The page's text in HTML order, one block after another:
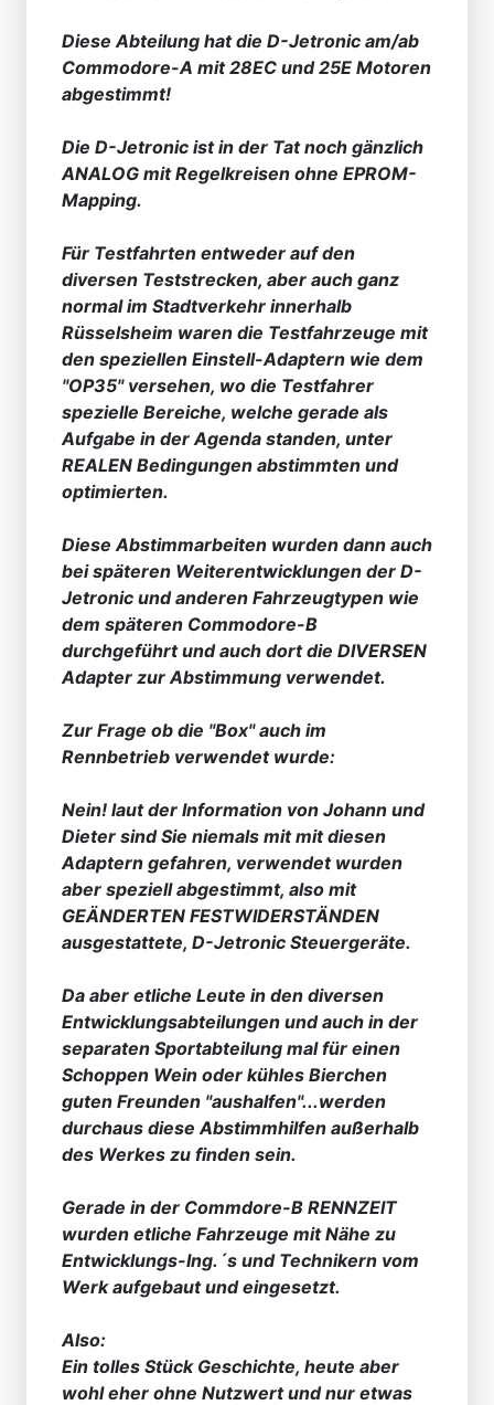
Diese Abteilung hat die D-Jetronic am/ab
Commodore-A mit 28EC und 25E Motoren
abgestimmt!
Die D-Jetronic ist in der Tat noch gänzlich
ANALOG mit Regelkreisen ohne EPROM-
Mapping.
Für Testfahrten entweder auf den
diversen Teststrecken, aber auch ganz
normal im Stadtverkehr innerhalb
Rüsselsheim waren die Testfahrzeuge mit
den speziellen Einstell-Adaptern wie dem
"OP35" versehen, wo die Testfahrer
spezielle Bereiche, welche gerade als
Aufgabe in der Agenda standen, unter
REALEN Bedingungen abstimmten und
optimierten.
Diese Abstimmarbeiten wurden dann auch
bei späteren Weiterentwicklungen der D-
Jetronic und anderen Fahrzeugtypen wie
dem späteren Commodore-B
durchgeführt und auch dort die DIVERSEN
Adapter zur Abstimmung verwendet.
Zur Frage ob die "Box" auch im
Rennbetrieb verwendet wurde:
Nein! laut der Information von Johann und
Dieter sind Sie niemals mit mit diesen
Adaptern gefahren, verwendet wurden
aber speziell abgestimmt, also mit
GEÄNDERTEN FESTWIDERSTÄNDEN
ausgestattete, D-Jetronic Steuergeräte.
Da aber etliche Leute in den diversen
Entwicklungsabteilungen und auch in der
separaten Sportabteilung mal für einen
Schoppen Wein oder kühles Bierchen
guten Freunden "aushalfen"...werden
durchaus diese Abstimmhilfen außerhalb
des Werkes zu finden sein.
Gerade in der Commdore-B RENNZEIT
wurden etliche Fahrzeuge mit Nähe zu
Entwicklungs-Ing.´s und Technikern vom
Werk aufgebaut und eingesetzt.
Also:
Ein tolles Stück Geschichte, heute aber
wohl eher ohne Nutzwert und nur etwas